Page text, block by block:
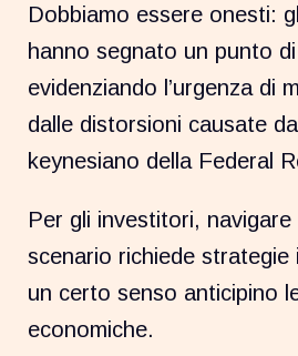
Dobbiamo essere onesti:
hanno segnato un punto
evidenziando l’urgenza di
dalle distorsioni causate
keynesiano della Federal
Per gli investitori,
scenario richiede strategie
un certo senso anticipino
economiche.